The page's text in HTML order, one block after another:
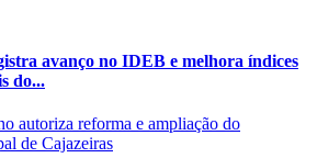
avanço no IDEB e melhora índices
do...